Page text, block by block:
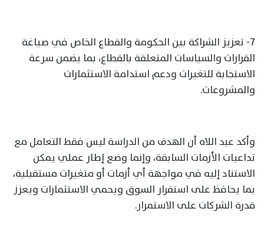
7- تعزيز الشراكة بين الحكومة والقطاع الخاص في صياغة
القرارات والسياسات المتعلقة بالقطاع، بما يضمن سرعة
الاستجابة للتغيرات ودعم استدامة الاستثمارات
والمشروعات.
وأكد عبد اللاه أن الهدف من الدراسة ليس فقط التعامل مع
تداعيات الأزمات السابقة، وإنما وضع إطار عملي يمكن
الاستناد إليه في مواجهة أي أزمات أو متغيرات مستقبلية،
بما يحافظ على استقرار السوق ويحمي الاستثمارات ويعزز
قدرة الشركات على الاستمرار.